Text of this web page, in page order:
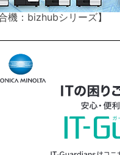
合機：bizhubシリーズ】